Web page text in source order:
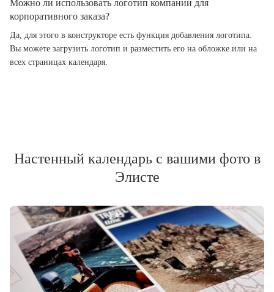
Можно ли использовать логотип компании для
корпоративного заказа?
Да, для этого в конструкторе есть функция добавления логотипа.
Вы можете загрузить логотип и разместить его на обложке или на
всех страницах календаря.
Настенный календарь с вашими фото в
Элисте